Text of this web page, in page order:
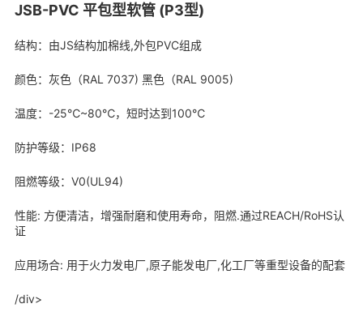
JSB-PVC 平包型软管 (P3型)
结构：由JS结构加棉线,外包PVC组成
颜色：灰色（RAL 7037) 黑色（RAL 9005)
温度：-25℃~80℃，短时达到100℃
防护等级：IP68
阻燃等级：V0(UL94)
性能: 方便清洁，增强耐磨和使用寿命，阻燃.通过REACH/RoHS认
证
应用场合: 用于火力发电厂,原子能发电厂,化工厂等重型设备的配套
/div>